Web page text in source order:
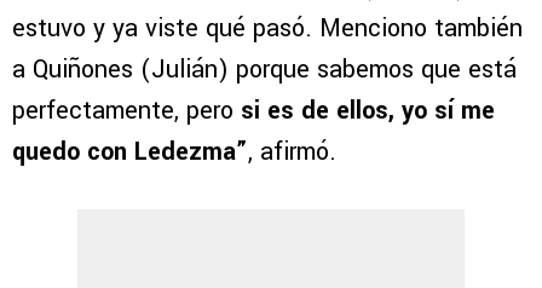
estuvo y ya viste qué pasó. Menciono también
a Quiñones (Julián) porque sabemos que está
perfectamente, pero si es de ellos, yo sí me
quedo con Ledezma”, afirmó.